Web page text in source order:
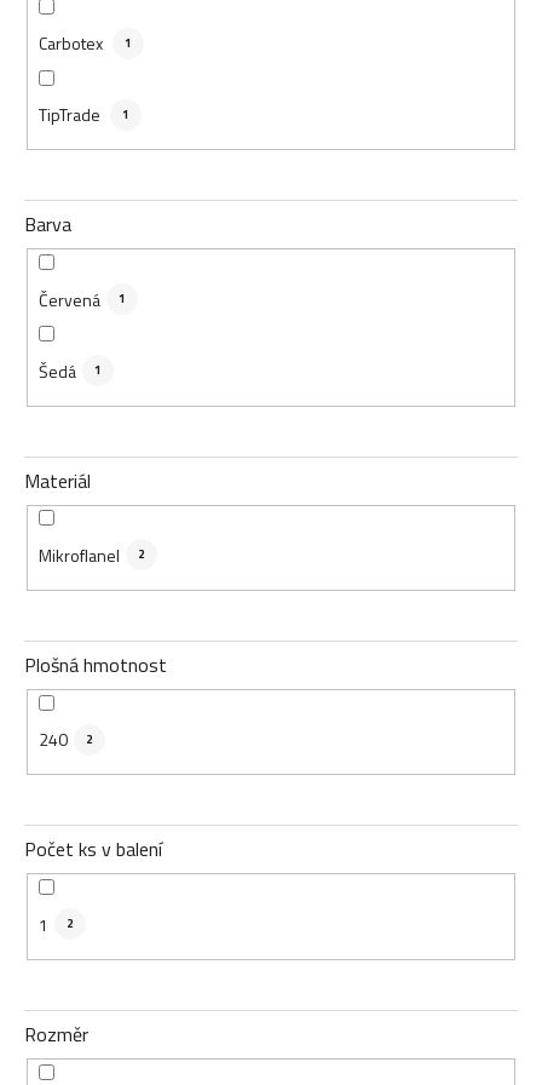
Carbotex 1
TipTrade 1
Barva
Červená 1
Šedá 1
Materiál
Mikroflanel 2
Plošná hmotnost
240 2
Počet ks v balení
1 2
Rozměr